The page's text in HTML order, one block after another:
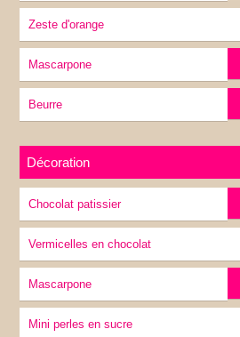
zeste d'orange
Mascarpone
Beurre
Décoration
chocolat patissier
Vermicelles en chocolat
Mascarpone
Mini perles en sucre